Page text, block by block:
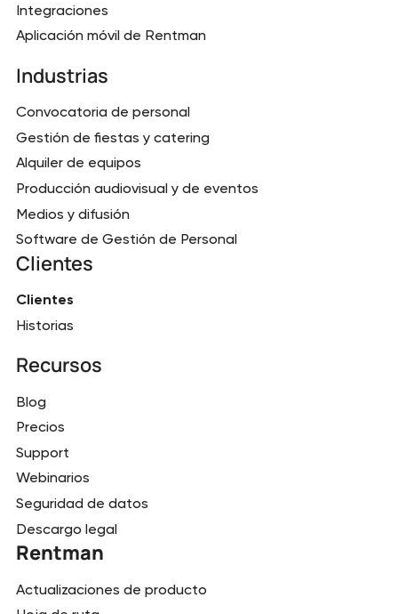
Integraciones
Aplicación móvil de Rentman
Industrias
Convocatoria de personal
Gestión de fiestas y catering
Alquiler de equipos
Producción audiovisual y de eventos
Medios y difusión
Software de Gestión de Personal
Clientes
Clientes
Historias
Recursos
Blog
Precios
Support
Webinarios
Seguridad de datos
Descargo legal
Rentman
Actualizaciones de producto